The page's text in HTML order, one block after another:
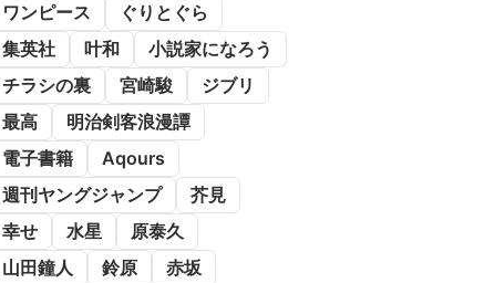
ワンピース
ぐりとぐら
集英社
叶和
小説家になろう
チラシの裏
宮崎駿
ジブリ
最高
明治剣客浪漫譚
電子書籍
Aqours
週刊ヤングジャンプ
芥見
幸せ
水星
原泰久
山田鐘人
鈴原 赤坂